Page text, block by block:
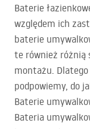
Baterie
względem ich
baterie
te również różnią
montażu.
podpowiemy, do
Baterie
Bateria